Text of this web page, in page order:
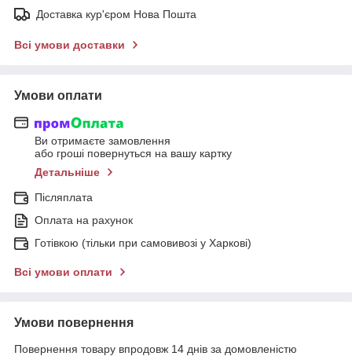
Доставка кур'єром Нова Пошта
Всі умови доставки
Умови оплати
Ви отримаєте замовлення
або гроші повернуться на вашу картку
Детальніше
Післяплата
Оплата на рахунок
Готівкою (тільки при самовивозі у Харкові)
Всі умови оплати
Умови повернення
Повернення товару впродовж 14 днів за домовленістю